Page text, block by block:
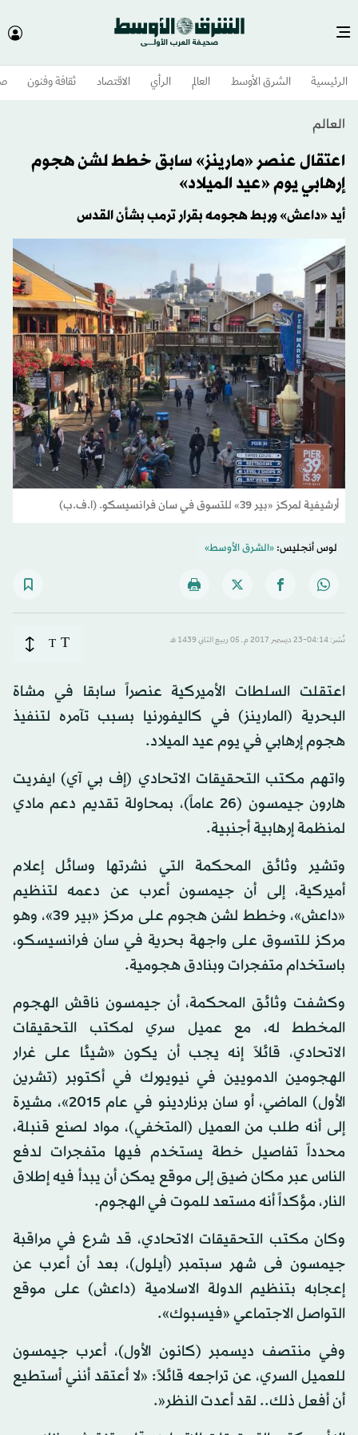
الرئيسية الشرق الأوسط​ العالم الرأي الاقتصاد ثقافة وفنون
العالم
اعتقال عنصر «مارينز» سابق خطط لشن هجوم
إرهابي يوم «عيد الميلاد»
أيد «داعش» وربط هجومه بقرار ترمب بشأن القدس
أرشيفية لمركز «بير 39» للتسوق في سان فرانسيسكو. (ا.ف.ب)
لوس أنجليس:«الشرق الأوسط»
نُشر: 04:14-23 ديسمبر 2017 م ـ 05 ربيع الثاني 1439 هـ T
T
اعتقلت السلطات الأميركية عنصراً سابقا في مشاة
البحرية (المارينز) في كاليفورنيا بسبب تآمره لتنفيذ
هجوم إرهابي في يوم عيد الميلاد.
واتهم مكتب التحقيقات الاتحادي (إف بي آي) ايفريت
هارون جيمسون (26 عاماً)، بمحاولة تقديم دعم مادي
لمنظمة إرهابية أجنبية.
وتشير وثائق المحكمة التي نشرتها وسائل إعلام
أميركية، إلى أن جيمسون أعرب عن دعمه لتنظيم
«داعش»، وخطط لشن هجوم على مركز «بير 39»، وهو
مركز للتسوق على واجهة بحرية في سان فرانسيسكو،
باستخدام متفجرات وبنادق هجومية.
وكشفت وثائق المحكمة، أن جيمسون ناقش الهجوم
المخطط له، مع عميل سري لمكتب التحقيقات
الاتحادي، قائلاً إنه يجب أن يكون «شيئا على غرار
الهجومين الدمويين في نيويورك في أكتوبر (تشرين
الأول) الماضي، أو سان برناردينو في عام 2015»، مشيرة
إلى أنه طلب من العميل (المتخفي)، مواد لصنع قنبلة،
محدداً تفاصيل خطة يستخدم فيها متفجرات لدفع
الناس عبر مكان ضيق إلى موقع يمكن أن يبدأ فيه إطلاق
النار، مؤكداً أنه مستعد للموت في الهجوم.
وكان مكتب التحقيقات الاتحادي، قد شرع في مراقبة
جيمسون فى شهر سبتمبر (أيلول)، بعد أن أعرب عن
إعجابه بتنظيم الدولة الاسلامية (داعش) على موقع
التواصل الاجتماعي «فيسبوك».
وفي منتصف ديسمبر (كانون الأول)، أعرب جيمسون
للعميل السري، عن تراجعه قائلاً: «لا أعتقد أنني أستطيع
أن أفعل ذلك.. لقد أعدت النظر«.